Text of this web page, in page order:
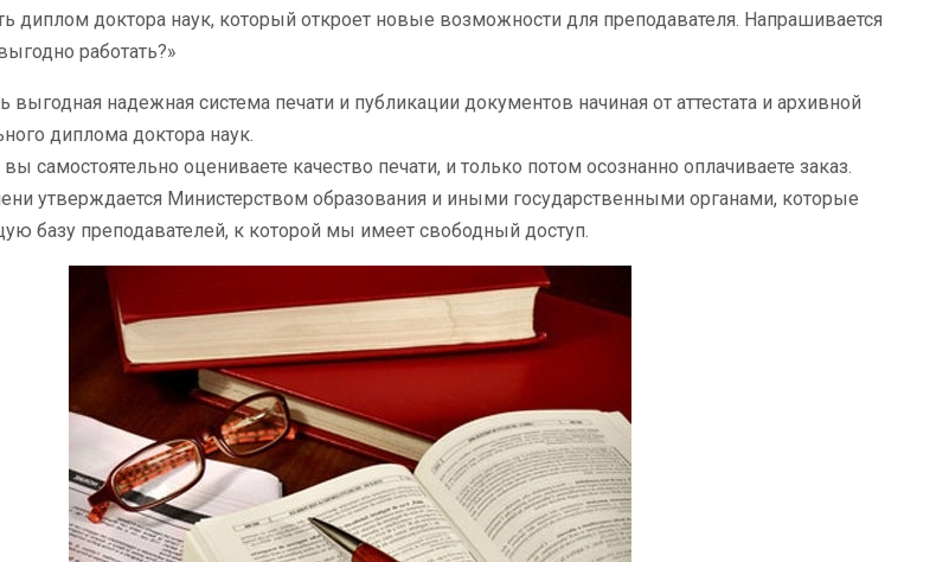
диплом доктора наук, который откроет новые возможности для преподавателя. Напрашивается
работать?»
надежная система печати и публикации документов начиная от аттестата и архивной
диплома доктора наук.
самостоятельно оцениваете качество печати, и только потом осознанно оплачиваете заказ.
утверждается Министерством образования и иными государственными органами, которые
базу преподавателей, к которой мы имеет свободный доступ.